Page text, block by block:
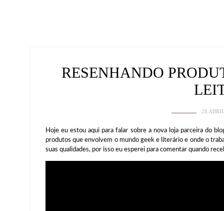
RESENHANDO
28
Hoje eu estou aqui para falar sobre a nova loja parceira do
produtos que envolvem o mundo geek e literário e onde o
suas qualidades, por isso eu esperei para comentar quando